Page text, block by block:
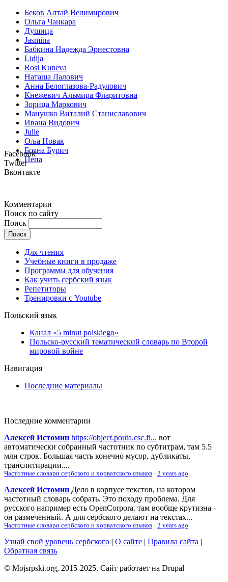
Беков Алтай Велимирович
Ольга Чанкара
Душица
Jasmina
Бабкина Надежда Эрнестовна
Lidija
Rosi Kuneva
Наташа Лалович
Анна Белоглазова-Радулович
Кнежевич Альмира Фларитовна
Зорица Маркович
Манушко Виталий Станиславович
Ивана Видович
Julie
Оља Новак
Бояна Бурич
Пепа
Facebook
Twitter
Вконтакте
Комментарии
Поиск по сайту
Поиск
Для чтения
Учебные книги в продаже
Программы для обучения
Как учить сербский язык
Репетиторы
Тренировки с Youtube
Польский язык
Канал «5 minut polskiego»
Польско-русский тематический словарь по Второй
мировой войне
Навигация
Последние материалы
Последние комментарии
Алексей Истомин https://object.pouta.csc.fi... вот
автоматически собранный частотник по субтитрам, там 5.5
млн строк. Большая часть конечно мусор, дубликаты,
транслитирации....
Частотные словари сербского и хорватского языков · 2 years ago
Алексей Истомин Дело в корпусе текстов, на котором
частотный словарь собрать. Это походу проблема. Для
русского например есть OpenCorpora. там вообще крутизна -
он размеченный. А для сербского делают на текстах...
Частотные словари сербского и хорватского языков · 2 years ago
Узнай свой уровень сербского | О сайте | Правила сайта |
Обратная связь
© Mojsrpski.org, 2015-2025. Сайт работает на Drupal